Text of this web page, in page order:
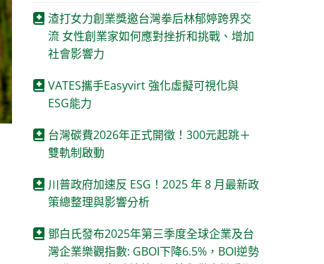
渣打女力創業獎邀台灣拳后林郁婷跨界交
流 女性創業家如何應對挫折和挑戰、增加
社會影響力
VATES攜手Easyvirt 強化虛擬可視化與
ESG能力
台灣碳費2026年正式開徵！300元起跳＋
雙軌制啟動
川普政府加速反 ESG！2025 年 8 月最新政
策總整理與影響分析
鄧白氏發布2025年第三季度全球企業及台
灣企業樂觀指數: GBOI下降6.5%，BOI逆勢